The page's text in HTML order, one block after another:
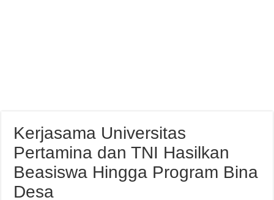
Kerjasama Universitas
Pertamina dan TNI Hasilkan
Beasiswa Hingga Program Bina
Desa